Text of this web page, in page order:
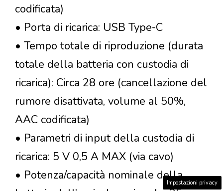
codificata)
• Porta di ricarica: USB Type-C
• Tempo totale di riproduzione (durata
totale della batteria con custodia di
ricarica): Circa 28 ore (cancellazione del
rumore disattivata, volume al 50%,
AAC codificata)
• Parametri di input della custodia di
ricarica: 5 V 0,5 A MAX (via cavo)
• Potenza/capacità nominale della
Impostazioni privacy